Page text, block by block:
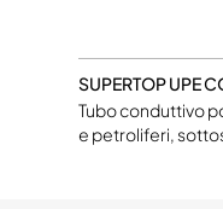
SUPERTOP UPE
Tubo conduttivo
e petroliferi,